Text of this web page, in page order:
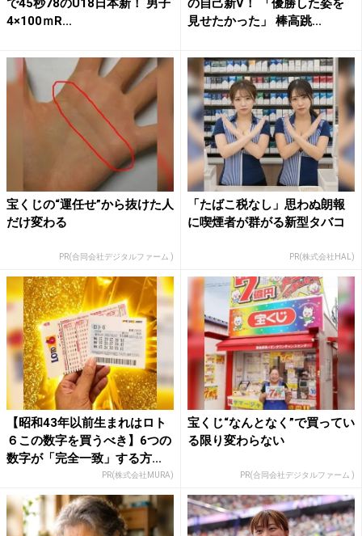
で45秒78のU18日本新！ 男子
4×100ｍR...
の自己新V！ 「優勝した姿を
見せたかった」 棒高跳...
宝くじの“運任せ”から抜けた人
だけ変わる
PR(合同会社デジタルファーム )
「たばこ税なし」思わぬ朗報
に喫煙者が群がる新型タバコ
PR(株式会社HAL)
【昭和43年以前生まれはロト
６この数字を買うべき】6つの
数字が「完全一致」する方...
PR(株式会社MURA)
宝くじ“なんとなく”で買ってい
る限り変わらない
PR(合同会社デジタルファーム )